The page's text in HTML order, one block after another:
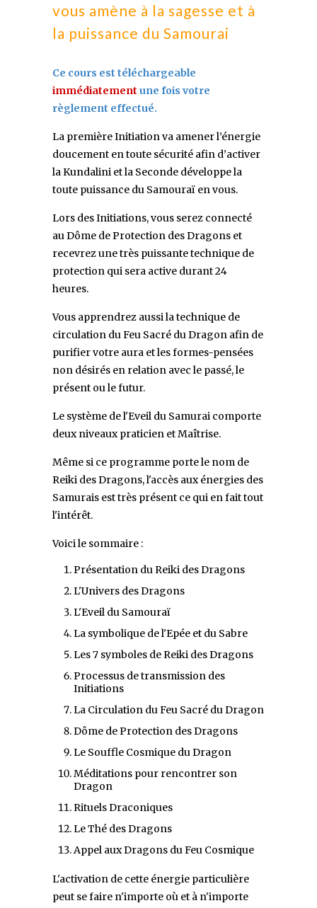
vous amène à la sagesse et à
la puissance du Samourai
Ce cours est téléchargeable
immédiatement une fois votre
règlement effectué.
La première Initiation va amener l’énergie
doucement en toute sécurité afin d’activer
la Kundalini et la Seconde développe la
toute puissance du Samouraï en vous.
Lors des Initiations, vous serez connecté
au Dôme de Protection des Dragons et
recevrez une très puissante technique de
protection qui sera active durant 24
heures.
Vous apprendrez aussi la technique de
circulation du Feu Sacré du Dragon afin de
purifier votre aura et les formes-pensées
non désirés en relation avec le passé, le
présent ou le futur.
Le système de l'Eveil du Samurai comporte
deux niveaux praticien et Maîtrise.
Même si ce programme porte le nom de
Reiki des Dragons, l'accès aux énergies des
Samurais est très présent ce qui en fait tout
l'intérêt.
Voici le sommaire :
Présentation du Reiki des Dragons
L'Univers des Dragons
L'Eveil du Samouraï
La symbolique de l'Epée et du Sabre
Les 7 symboles de Reiki des Dragons
Processus de transmission des
Initiations
La Circulation du Feu Sacré du Dragon
Dôme de Protection des Dragons
Le Souffle Cosmique du Dragon
Méditations pour rencontrer son
Dragon
Rituels Draconiques
Le Thé des Dragons
Appel aux Dragons du Feu Cosmique
L'activation de cette énergie particulière
peut se faire n'importe où et à n'importe